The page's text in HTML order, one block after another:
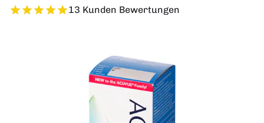
13 Kunden Bewertungen